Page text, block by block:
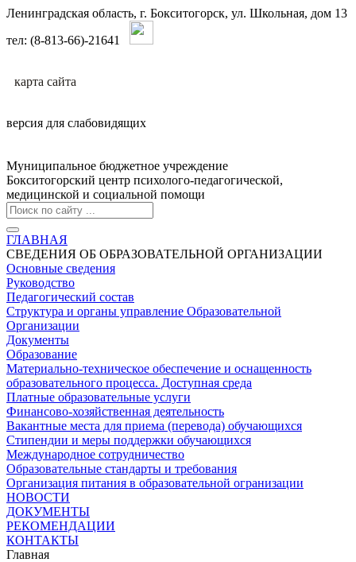
Ленинградская область, г. Бокситогорск, ул. Школьная, дом 13
тел: (8-813-66)-21641
карта сайтa
версия для слабовидящих
Муниципальное бюджетное учреждение
Бокситогорский центр психолого-педагогической,
медицинской и социальной помощи
ГЛАВНАЯ
СВЕДЕНИЯ ОБ ОБРАЗОВАТЕЛЬНОЙ ОРГАНИЗАЦИИ
Основные сведения
Руководство
Педагогический состав
Структура и органы управление Образовательной
Организации
Документы
Образование
Материально-техническое обеспечение и оснащенность
образовательного процесса. Доступная среда
Платные образовательные услуги
Финансово-хозяйственная деятельность
Вакантные места для приема (перевода) обучающихся
Стипендии и меры поддержки обучающихся
Международное сотрудничество
Образовательные стандарты и требования
Организация питания в образовательной огранизации
НОВОСТИ
ДОКУМЕНТЫ
РЕКОМЕНДАЦИИ
КОНТАКТЫ
Главная